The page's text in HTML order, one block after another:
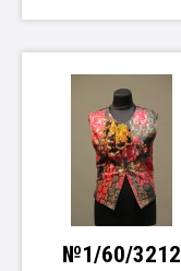
№1/60/3212